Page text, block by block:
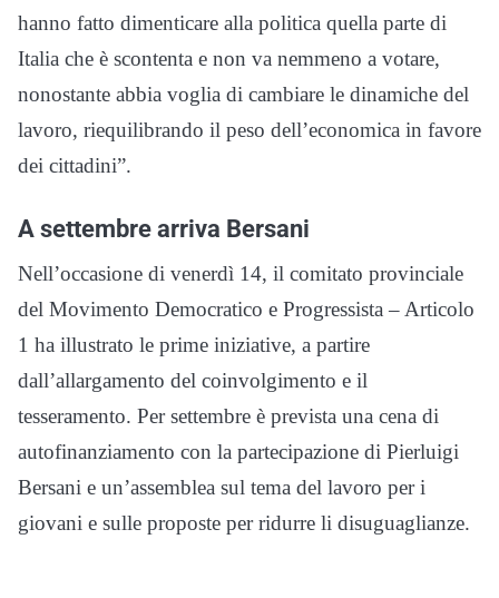
hanno fatto dimenticare alla politica quella parte di
Italia che è scontenta e non va nemmeno a votare,
nonostante abbia voglia di cambiare le dinamiche del
lavoro, riequilibrando il peso dell’economica in favore
dei cittadini”.
A settembre arriva Bersani
Nell’occasione di venerdì 14, il comitato provinciale
del Movimento Democratico e Progressista – Articolo
1 ha illustrato le prime iniziative, a partire
dall’allargamento del coinvolgimento e il
tesseramento. Per settembre è prevista una cena di
autofinanziamento con la partecipazione di Pierluigi
Bersani e un’assemblea sul tema del lavoro per i
giovani e sulle proposte per ridurre li disuguaglianze.